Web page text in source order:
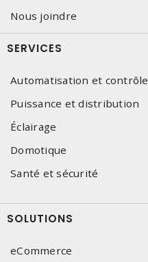
Nous joindre
SERVICES
Automatisation et contrôle
Puissance et distribution
Éclairage
Domotique
Santé et sécurité
SOLUTIONS
eCommerce